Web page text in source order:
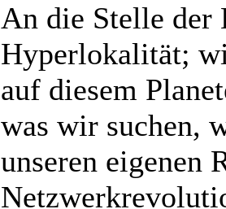
An die Stelle
Hyperlokalität;
auf diesem
was wir suchen,
unseren eigenen